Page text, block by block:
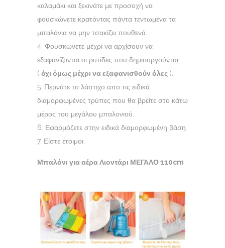
καλαμάκι και ξεκινάτε με προσοχή να
φουσκώνετε κρατόντας πάντα τεντωμένα τα
μπαλόνια να μην τσακίζει πουθενά.
Φουσκώνετε μέχρι να αρχίσουν να
εξαφανίζονται οι ρυτίδες που δημιουργούνται
( όχι όμως μέχρι να εξαφανισθούν όλες ).
Περνάτε το λάστιχο απο τις ειδικά
διαμορφωμένες τρύπες που θα βρείτε στο κάτω
μέρος του μεγάλου μπαλονιού.
Εφαρμόζετε στην ειδικά διαμορφωμένη βάση.
Είστε έτοιμοι.
Μπαλόνι για αέρα Λιοντάρι ΜΕΓΑΛΟ 110cm